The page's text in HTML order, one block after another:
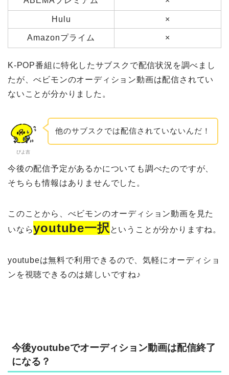
Hulu ×
Amazonプライム ×
K-POP番組に特化したサブスクで配信状況を調べまし
たが、べビモンのオーディション動画は配信されてい
ないことが分かりました。
ぴよ吉
他のサブスクでは配信されていないんだ！
今後の配信予定があるかについても調べたのですが、
そちらも情報はありませんでした。
このことから、べビモンのオーディション動画を見た
いならyoutube一択 ということが分かりますね。
youtubeは無料で利用できるので、気軽にオーディショ
ンを視聴できるのは嬉しいですね♪
今後youtubeでオーディション動画は配信終了
になる？